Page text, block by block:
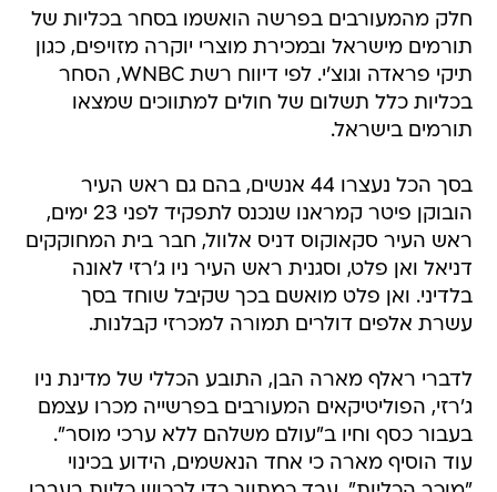
חלק מהמעורבים בפרשה הואשמו בסחר בכליות של
תורמים מישראל ובמכירת מוצרי יוקרה מזויפים, כגון
תיקי פראדה וגוצ'י. לפי דיווח רשת WNBC, הסחר
בכליות כלל תשלום של חולים למתווכים שמצאו
תורמים בישראל.
בסך הכל נעצרו 44 אנשים, בהם גם ראש העיר
הובוקן פיטר קמראנו שנכנס לתפקיד לפני 23 ימים,
ראש העיר סקאוקוס דניס אלוול, חבר בית המחוקקים
דניאל ואן פלט, וסגנית ראש העיר ניו ג'רזי לאונה
בלדיני. ואן פלט מואשם בכך שקיבל שוחד בסך
עשרת אלפים דולרים תמורה למכרזי קבלנות.
לדברי ראלף מארה הבן, התובע הכללי של מדינת ניו
ג'רזי, הפוליטיקאים המעורבים בפרשייה מכרו עצמם
בעבור כסף וחיו ב"עולם משלהם ללא ערכי מוסר".
עוד הוסיף מארה כי אחד הנאשמים, הידוע בכינוי